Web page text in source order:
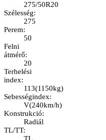
275/50R20
Szélesség:
275
Perem:
50
Felni
átmérő:
20
Terhelési
index:
113(1150kg)
Sebességindex:
V(240km/h)
Konstrukció:
Radiál
TL/TT: